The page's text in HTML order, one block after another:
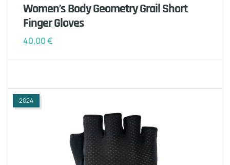
Women’s Body Geometry Grail Short
Finger Gloves
40,00€
2024